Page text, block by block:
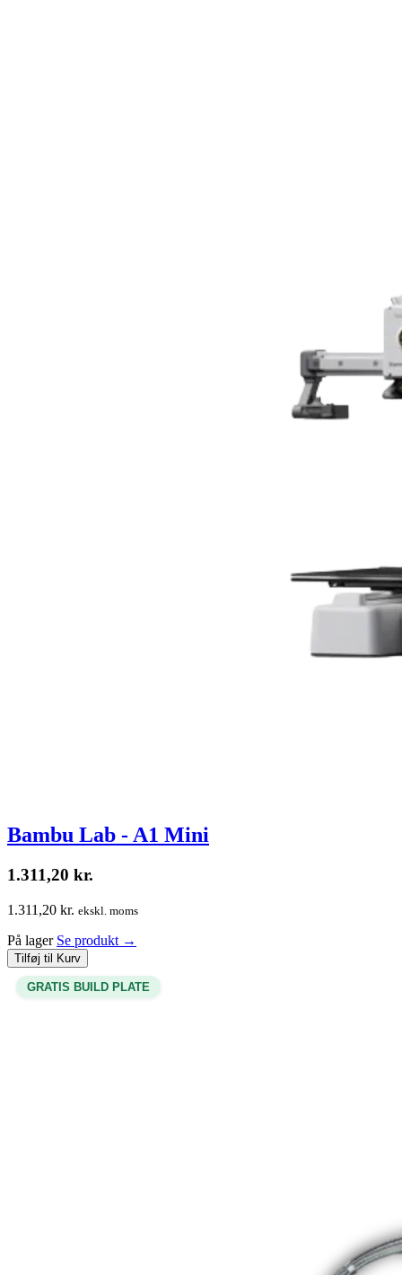
Bambu Lab - A1 Mini
1.311,20 kr.
1.311,20 kr. ekskl. moms
På lager Se produkt →
Tilføj til Kurv
GRATIS BUILD PLATE